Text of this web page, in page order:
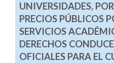
UNIVERSIDADES,
PRECIOS PÚBLICOS
SERVICIOS
DERECHOS
OFICIALES PARA EL